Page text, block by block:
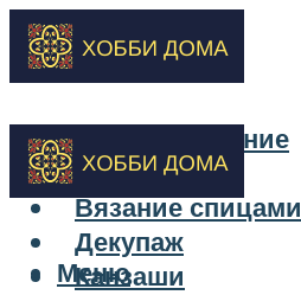
Бисероплетение
Вышивка
Вязание спицами
Декупаж
Канзаши
Меню